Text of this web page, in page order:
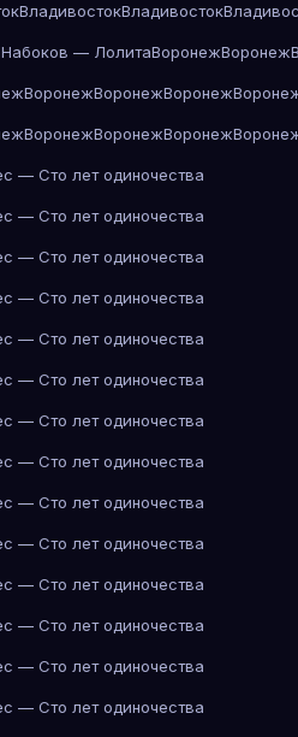
ВладивостокВладивосток
— ЛолитаВоронежВоронеж
ВоронежВоронежВоронеж
ВоронежВоронежВоронеж
— Сто лет одиночества
— Сто лет одиночества
— Сто лет одиночества
— Сто лет одиночества
— Сто лет одиночества
— Сто лет одиночества
— Сто лет одиночества
— Сто лет одиночества
— Сто лет одиночества
— Сто лет одиночества
— Сто лет одиночества
— Сто лет одиночества
— Сто лет одиночества
— Сто лет одиночества